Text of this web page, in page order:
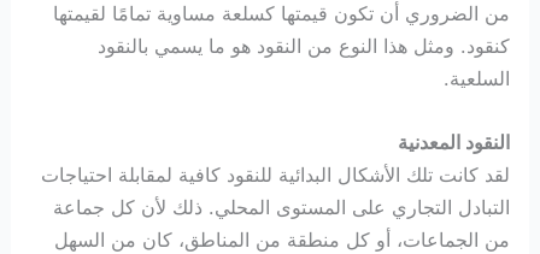
من الضروري أن تكون قيمتها كسلعة مساوية تمامًا لقيمتها
كنقود. ومثل هذا النوع من النقود هو ما يسمي بالنقود
السلعية.
النقود المعدنية
لقد كانت تلك الأشكال البدائية للنقود كافية لمقابلة احتياجات
التبادل التجاري على المستوى المحلي. ذلك لأن كل جماعة
من الجماعات، أو كل منطقة من المناطق، كان من السهل